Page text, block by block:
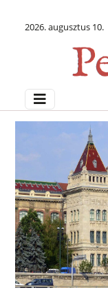
2026. augusztus 10.